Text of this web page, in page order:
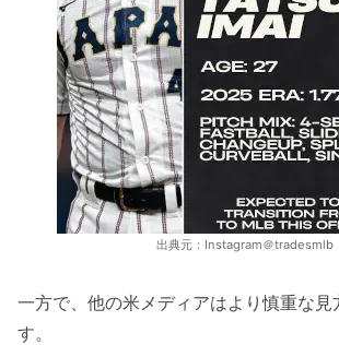
出典元：Instagram＠tradesmlb
一方で、他の米メディアはより慎重な見
す。